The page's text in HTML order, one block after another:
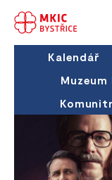
Kalendář